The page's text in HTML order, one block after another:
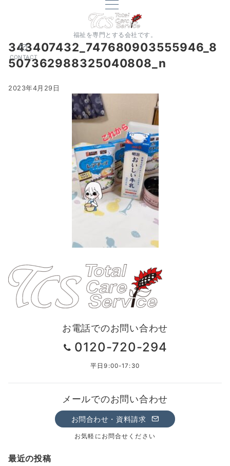
福祉を専門とする会社です。
CONTACT
343407432_747680903555946_8
507362988325040808_n
2023年4月29日
お電話でのお問い合わせ
0120-720-294
平日9:00-17:30
メールでのお問い合わせ
お問合わせ・資料請求
お気軽にお問合せください
最近の投稿